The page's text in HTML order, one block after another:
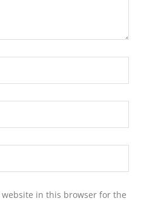
website in this browser for the